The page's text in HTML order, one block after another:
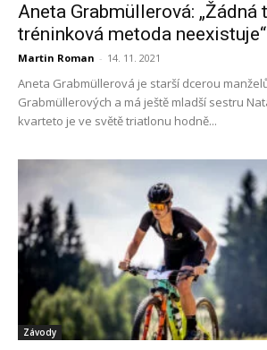
Aneta Grabmüllerová: „Žádná
tréninková metoda neexistuje“
Martin Roman - 14. 11. 2021
Aneta Grabmüllerová je starší dcerou
Grabmüllerových a má ještě mladší sestru
kvarteto je ve světě triatlonu hodně...
Závody